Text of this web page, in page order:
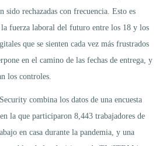
sido rechazadas con frecuencia. Esto es
fuerza laboral del futuro entre los 18 y los
que se sienten cada vez más frustrados
en el camino de las fechas de entrega, y
los controles.
combina los datos de una encuesta
la que participaron 8,443 trabajadores de
en casa durante la pandemia, y una